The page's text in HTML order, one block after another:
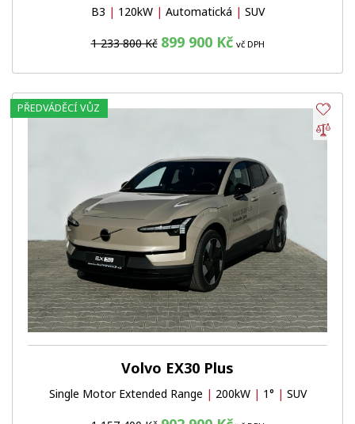
B3 | 120kW | Automatická | SUV
1 233 800 Kč 899 900 Kč vč DPH
Volvo EX30 Plus
Single Motor Extended Range | 200kW | 1° | SUV
PŘEDVÁDĚCÍ VŮZ